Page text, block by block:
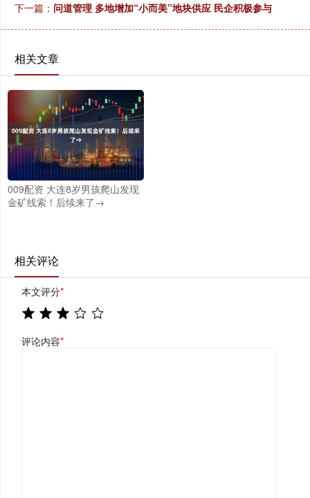
下一篇： 问道管理 多地增加“小而美”地块供应 民企积极参与
相关文章
009配资 大连8岁男孩爬山发现
金矿线索！后续来了→
相关评论
本文评分*
评论内容*